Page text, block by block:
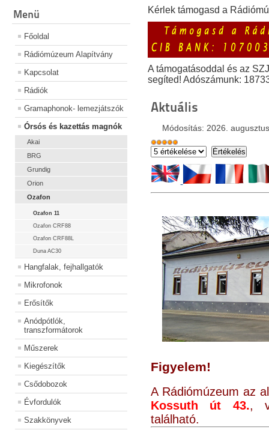
Menü
Főoldal
Rádiómúzeum Alapítvány
Kapcsolat
Rádiók
Gramaphonok- lemezjátszók
Órsós és kazettás magnók
Akai
BRG
Grundig
Orion
Ozafon
Ozafon 11
Ozafon CRF88
Ozafon CRF88L
Duna AC30
Hangfalak, fejhallgatók
Mikrofonok
Erősítők
Anódpótlók,
transzformátorok
Műszerek
Kiegészítők
Csődobozok
Évfordulók
Szakkönyvek
Kérlek támogasd a
A támogatásoddal és az
segíted! Adószámunk:
Aktuális
Módosítás: 2026.
Figyelem!
A Rádiómúzeum az
Kossuth út 43.,
található.